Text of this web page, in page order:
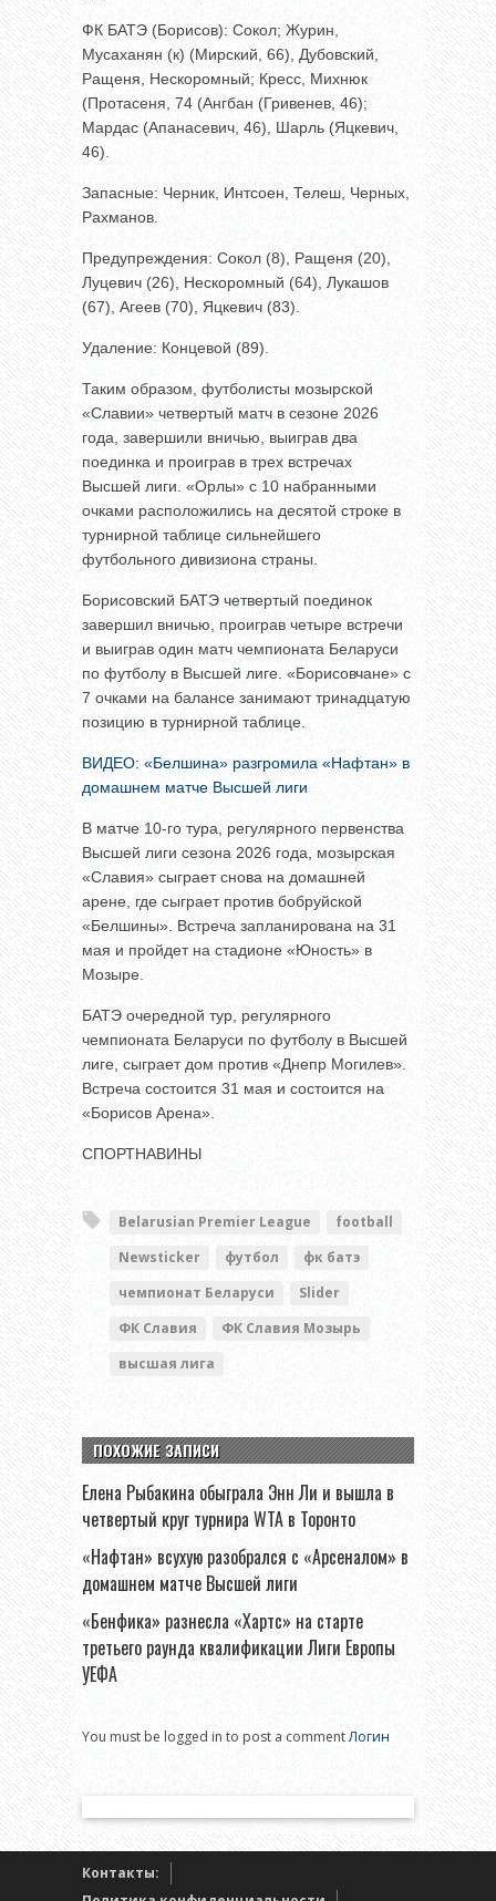
ФК БАТЭ (Борисов): Сокол; Журин,
Мусаханян (к) (Мирский, 66), Дубовский,
Ращеня, Нескоромный; Кресс, Михнюк
(Протасеня, 74 (Ангбан (Гривенев, 46);
Мардас (Апанасевич, 46), Шарль (Яцкевич,
46).
Запасные: Черник, Интсоен, Телеш, Черных,
Рахманов.
Предупреждения: Сокол (8), Ращеня (20),
Луцевич (26), Нескоромный (64), Лукашов
(67), Агеев (70), Яцкевич (83).
Удаление: Концевой (89).
Таким образом, футболисты мозырской
«Славии» четвертый матч в сезоне 2026
года, завершили вничью, выиграв два
поединка и проиграв в трех встречах
Высшей лиги. «Орлы» с 10 набранными
очками расположились на десятой строке в
турнирной таблице сильнейшего
футбольного дивизиона страны.
Борисовский БАТЭ четвертый поединок
завершил вничью, проиграв четыре встречи
и выиграв один матч чемпионата Беларуси
по футболу в Высшей лиге. «Борисовчане» с
7 очками на балансе занимают тринадцатую
позицию в турнирной таблице.
ВИДЕО: «Белшина» разгромила «Нафтан» в
домашнем матче Высшей лиги
В матче 10-го тура, регулярного первенства
Высшей лиги сезона 2026 года, мозырская
«Славия» сыграет снова на домашней
арене, где сыграет против бобруйской
«Белшины». Встреча запланирована на 31
мая и пройдет на стадионе «Юность» в
Мозыре.
БАТЭ очередной тур, регулярного
чемпионата Беларуси по футболу в Высшей
лиге, сыграет дом против «Днепр Могилев».
Встреча состоится 31 мая и состоится на
«Борисов Арена».
СПОРТНАВИНЫ
Belarusian Premier League
football
Newsticker
футбол
фк батэ
чемпионат Беларуси
Slider
ФК Славия
ФК Славия Мозырь
высшая лига
ПОХОЖИЕ ЗАПИСИ
Елена Рыбакина обыграла Энн Ли и вышла в
четвертый круг турнира WTA в Торонто
«Нафтан» всухую разобрался с «Арсеналом» в
домашнем матче Высшей лиги
«Бенфика» разнесла «Хартс» на старте
третьего раунда квалификации Лиги Европы
УЕФА
You must be logged in to post a commentЛогин
Контакты: